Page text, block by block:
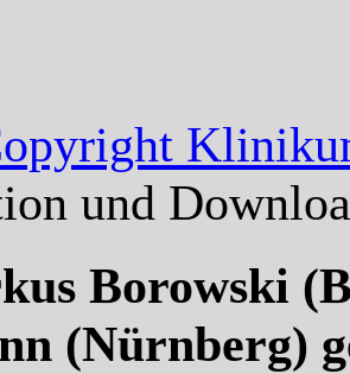
und
Borowski
(Nürnberg)